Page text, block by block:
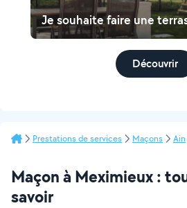
Je souhaite faire une
Découvrir
Prestations de services Maçons Ain
Maçon à Meximieux :
savoir